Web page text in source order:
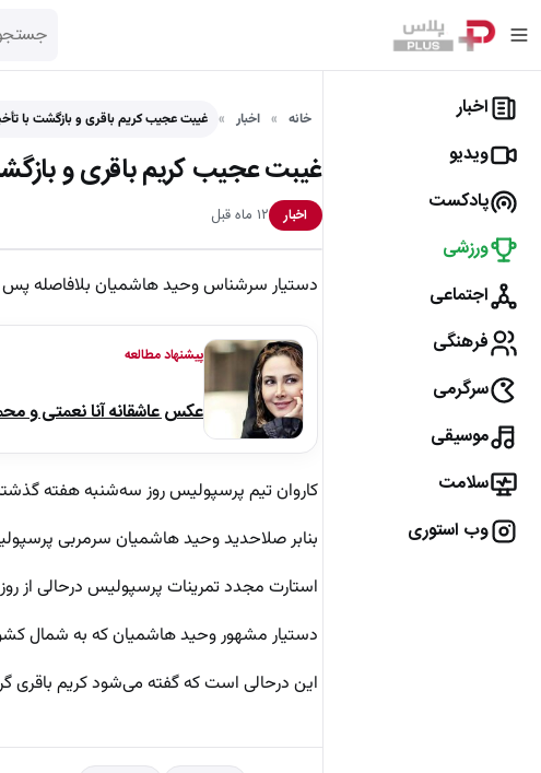
اخبار
ویدیو
پادکست
ورزشی
اجتماعی
فرهنگی
سرگرمی
موسیقی
سلامت
وب استوری
خانه اخبار غیبت عجیب کریم باقری و بازگشت با
غیبت عجیب کریم باقری و
اخبار ۱۲ ماه قبل
دستیار سرشناس وحید هاشمیان بلافاصله پس
پیشنهاد مطالعه
عکس عاشقانه آنا نعمتی و
کاروان تیم پرسپولیس روز سه‌شنبه هفته
بنابر صلاحدید وحید هاشمیان سرمربی پرسپولیس، تمرینات این تیم به مدت 48 ساعت
استارت مجدد تمرینات پرسپولیس درحالی از
دستیار مشهور وحید هاشمیان که به شمال
این درحالی است که گفته می‌شود کریم باقری